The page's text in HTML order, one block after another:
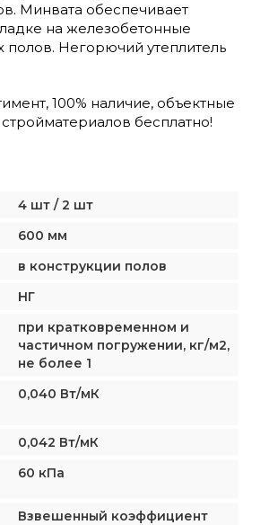
Минвата обеспечивает
на железобетонные
полов. Негорючий утеплитель
100% наличие, объектные
бесплатно!
4 шт / 2 шт
600 мм
в конструкции полов
НГ
при кратковременном и
частичном погружении, кг/м2,
не более 1
0,040 Вт/мК
0,042 Вт/мК
60 кПа
Взвешенный коэффициент